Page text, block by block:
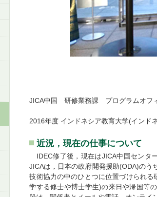
JICA中国 研修業務課 プログラムオフ
2016年度 インドネシア教育大学(インド
近況，現在の仕事について
IDEC修了後，現在はJICA中国センタ
JICAは，日本の政府開発援助(ODA)のう
技術協力の中のひとつに位置づけられ
学する修士や博士学生)の来日や帰国等